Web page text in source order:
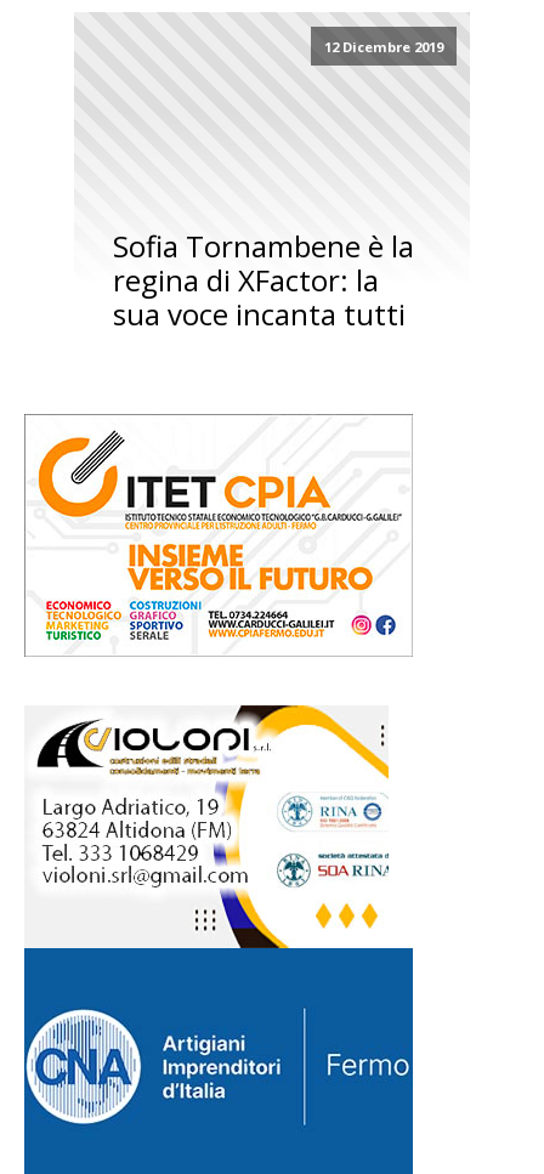
12 Dicembre 2019
Sofia Tornambene è la
regina di XFactor: la
sua voce incanta tutti